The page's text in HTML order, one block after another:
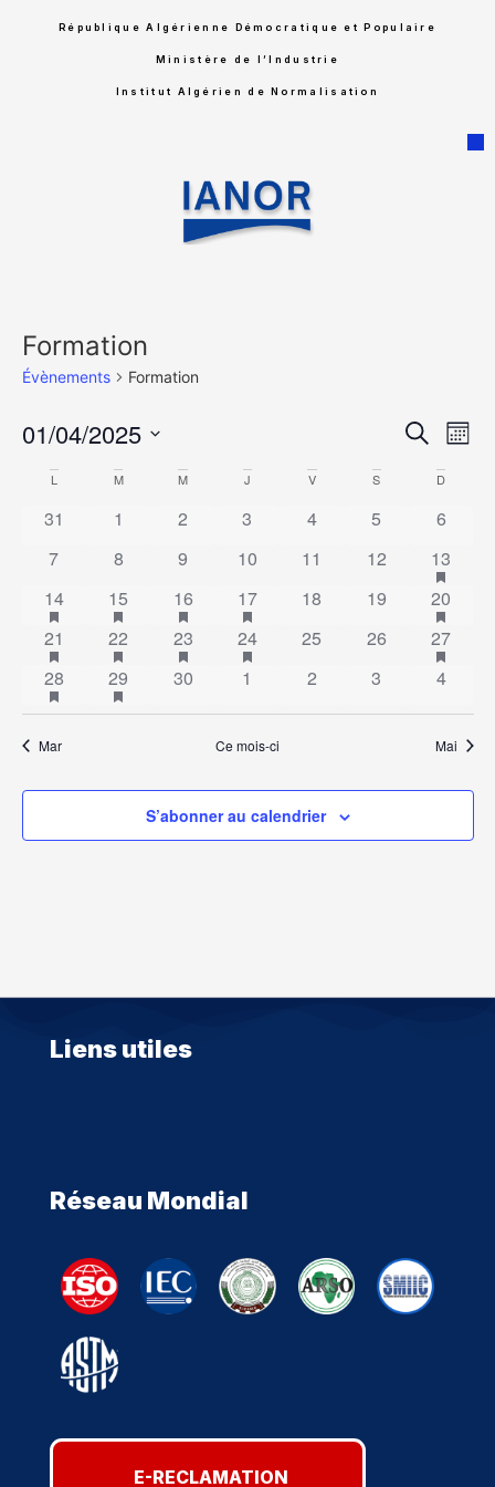
République Algérienne Démocratique et Populaire
Ministère de l’Industrie
Institut Algérien de Normalisation
Formation
Évènements Formation
de
vues
Recherche
Mois
01/04/2025
uneCalendrier
de
Évènements
L M M J V S D
31 1 2 3 4 5
6
7
8 9 10 11 12 13has
14has featured évènements
15has featured évènements
16has featured évènements
17has featured évènements
18 19 20has
21has featured évènements
22has featured évènements
23has featured évènements
24has featured évènements
25 26 27has
28has featured évènements
29has featured évènements
30 1 2 3 4
Mar Ce mois-ci Mai
S’abonner au calendrier
Liens utiles
Réseau Mondial
E-RECLAMATION